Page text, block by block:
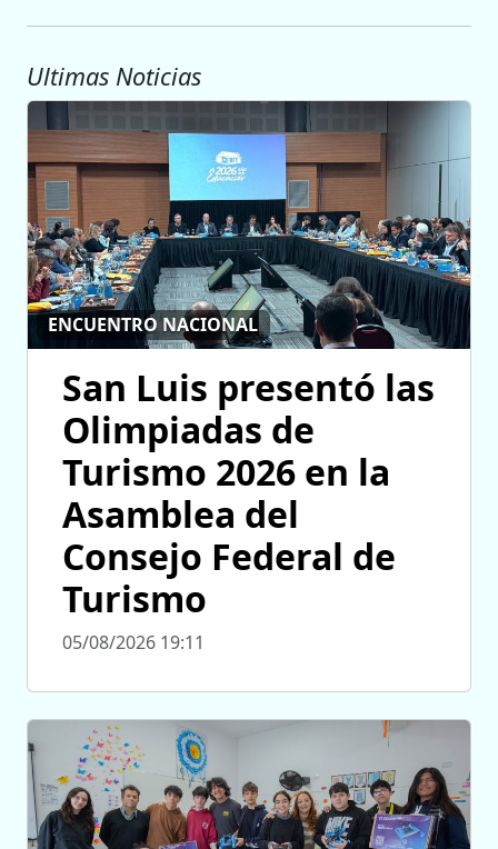
Ultimas Noticias
ENCUENTRO NACIONAL
San Luis presentó las
Olimpiadas de
Turismo 2026 en la
Asamblea del
Consejo Federal de
Turismo
05/08/2026 19:11